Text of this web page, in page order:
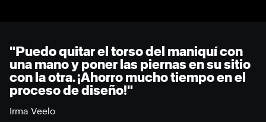
"Puedo quitar el torso del maniquí con
una mano y poner las piernas en su sitio
con la otra. ¡Ahorro mucho tiempo en el
proceso de diseño!"
Irma Veelo